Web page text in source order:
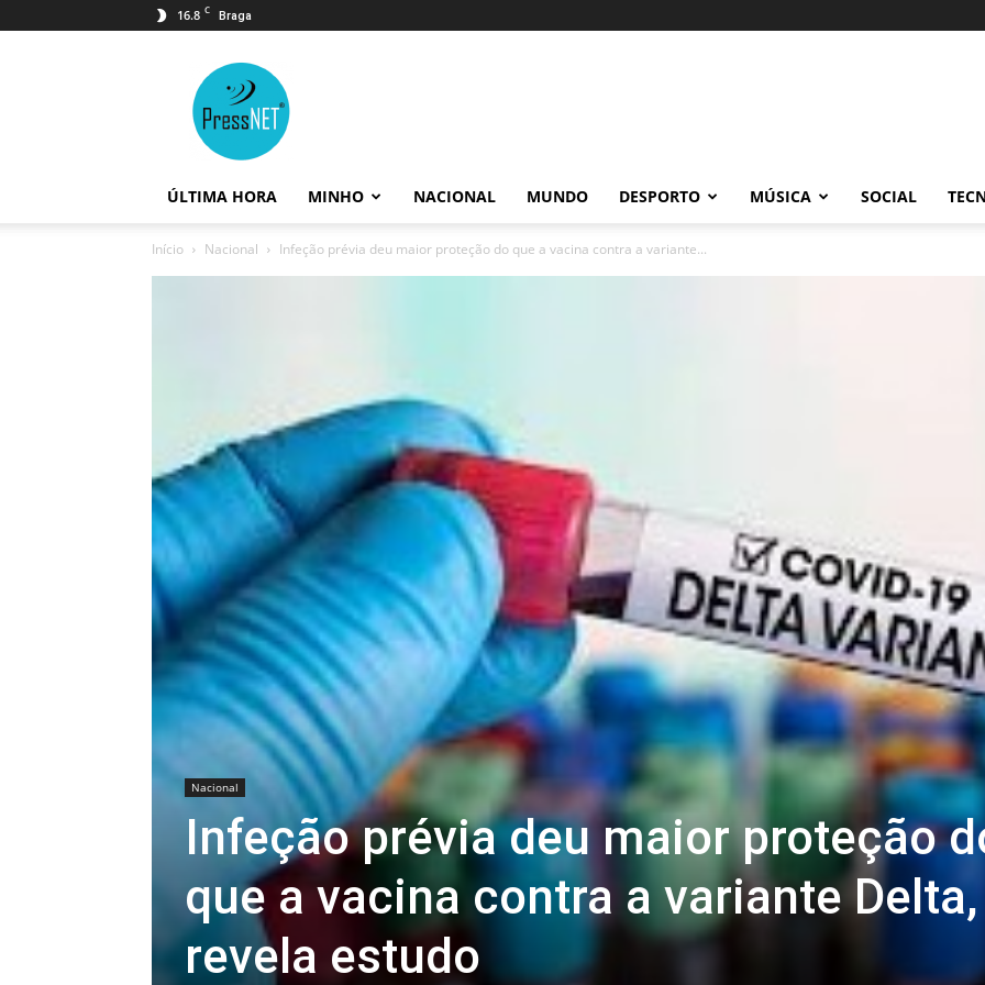
16.8 C Braga
ÚLTIMA HORA MINHO NACIONAL MUNDO DESPORTO MÚSICA SOCIAL
Início Nacional Infeção prévia deu maior proteção do que a vacina contra a variante...
Nacional
Infeção prévia deu maior proteção
que a vacina contra a variante Delta,
revela estudo